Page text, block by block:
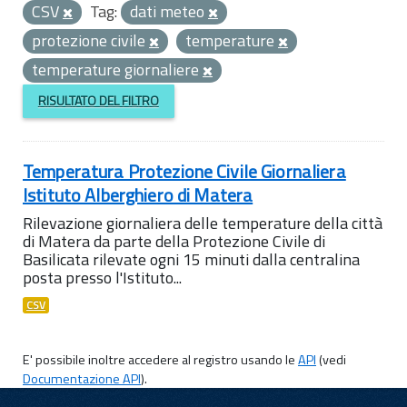
CSV
Tag: dati meteo
protezione civile
temperature
temperature giornaliere
RISULTATO DEL FILTRO
Temperatura Protezione Civile Giornaliera
Istituto Alberghiero di Matera
Rilevazione giornaliera delle temperature della città
di Matera da parte della Protezione Civile di
Basilicata rilevate ogni 15 minuti dalla centralina
posta presso l'Istituto...
CSV
E' possibile inoltre accedere al registro usando leAPI(vedi
Documentazione API).